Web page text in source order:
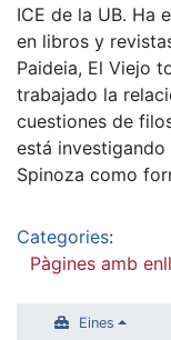
ICE de la UB. Ha
en libros y
Paideia, El Viejo
trabajado la
cuestiones de
está
Spinoza como
Categories:
Pàgines amb
Eines